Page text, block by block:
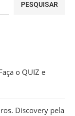
PESQUISAR
o QUIZ e
Discovery pela